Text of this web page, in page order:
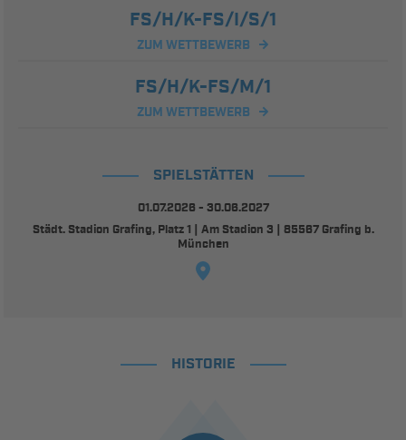
FS/H/K-FS/I/S/1
ZUM WETTBEWERB
FS/H/K-FS/M/1
ZUM WETTBEWERB
SPIELSTÄTTEN
01.07.2026 - 30.06.2027
Städt. Stadion Grafing, Platz 1 | Am Stadion 3 | 85567 Grafing b.
München
HISTORIE